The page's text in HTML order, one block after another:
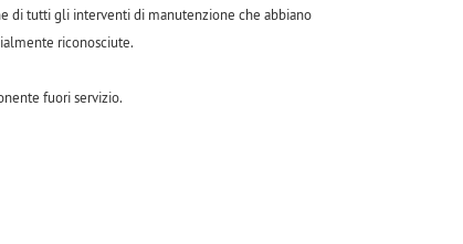
di tutti gli interventi di manutenzione che abbiano
riconosciute.
fuori servizio.